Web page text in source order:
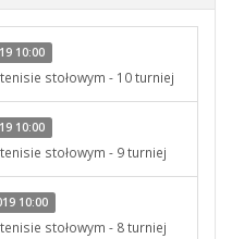
10:00
stołowym - 10 turniej
10:00
stołowym - 9 turniej
10:00
stołowym - 8 turniej